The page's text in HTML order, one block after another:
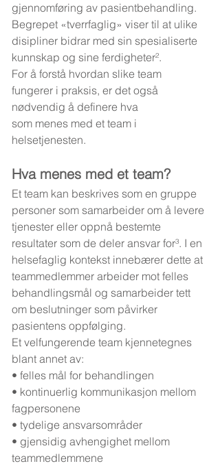
gjennomføring av pasientbehandling.
Begrepet «tverrfaglig» viser til at ulike
disipliner bidrar med sin spesialiserte
kunnskap og sine ferdigheter².
For å forstå hvordan slike team
fungerer i praksis, er det også
nødvendig å definere hva
som menes med et team i
helsetjenesten.
Hva menes med et team?
Et team kan beskrives som en gruppe
personer som samarbeider om å levere
tjenester eller oppnå bestemte
resultater som de deler ansvar for³. I en
helsefaglig kontekst innebærer dette at
teammedlemmer arbeider mot felles
behandlingsmål og samarbeider tett
om beslutninger som påvirker
pasientens oppfølging.
Et velfungerende team kjennetegnes
blant annet av:
• felles mål for behandlingen
• kontinuerlig kommunikasjon mellom
fagpersonene
• tydelige ansvarsområder
• gjensidig avhengighet mellom
teammedlemmene